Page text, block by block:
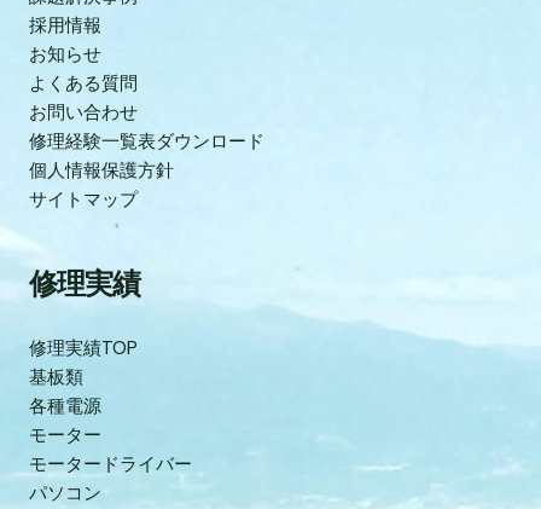
採用情報
お知らせ
よくある質問
お問い合わせ
修理経験一覧表ダウンロード
個人情報保護方針
サイトマップ
修理実績
修理実績TOP
基板類
各種電源
モーター
モータードライバー
パソコン